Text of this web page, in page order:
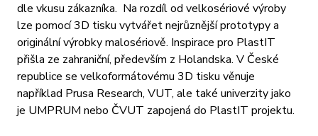
dle vkusu zákazníka. Na rozdíl od velkosériové výroby
lze pomocí 3D tisku vytvářet nejrůznější prototypy a
originální výrobky malosériově. Inspirace pro PlastIT
přišla ze zahraniční, především z Holandska. V České
republice se velkoformátovému 3D tisku věnuje
například Prusa Research, VUT, ale také univerzity jako
je UMPRUM nebo ČVUT zapojená do PlastIT projektu.